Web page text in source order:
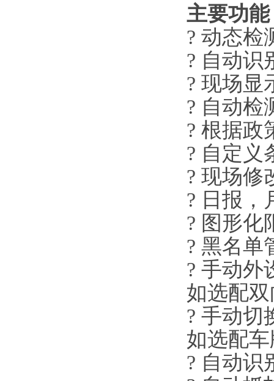
主要功能
? 动态检
? 自动识
? 现场显
? 自动检
? 根据政
? 自定义
? 现场修
? 日报，
? 图形化
? 黑名单
? 手动外
如选配
? 手动切
如选配
? 自动识